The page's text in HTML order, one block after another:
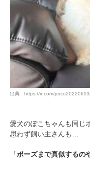
出典 : https://x.com/
愛犬のぽこちゃんも同じ
思わず飼い主さんも…
「ポーズまで真似する